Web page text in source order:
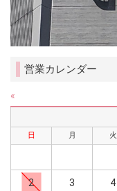
営業カレンダー
«
日 月 火
2 3 4